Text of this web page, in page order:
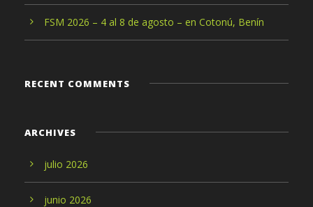
FSM 2026 – 4 al 8 de agosto – en Cotonú, Benín
RECENT COMMENTS
ARCHIVES
julio 2026
junio 2026